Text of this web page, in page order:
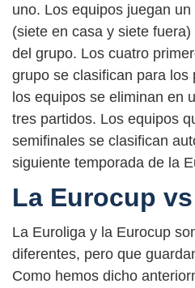
uno. Los equipos juegan
(siete en casa y siete
del grupo. Los cuatro
grupo se clasifican para los
los equipos se eliminan en
tres partidos. Los equipos
semifinales se clasifican
siguiente temporada de la
La Eurocup
La Euroliga y la Eurocup
diferentes, pero que
Como hemos dicho